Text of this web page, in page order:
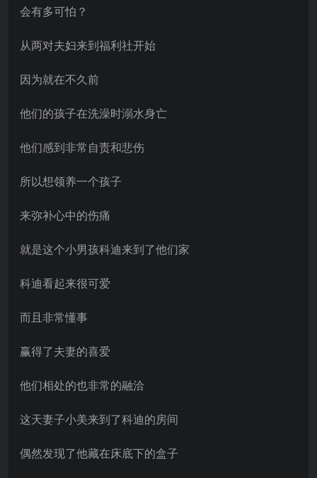
会有多可怕？
从两对夫妇来到福利社开始
因为就在不久前
他们的孩子在洗澡时溺水身亡
他们感到非常自责和悲伤
所以想领养一个孩子
来弥补心中的伤痛
就是这个小男孩科迪来到了他们家
科迪看起来很可爱
而且非常懂事
赢得了夫妻的喜爱
他们相处的也非常的融洽
这天妻子小美来到了科迪的房间
偶然发现了他藏在床底下的盒子